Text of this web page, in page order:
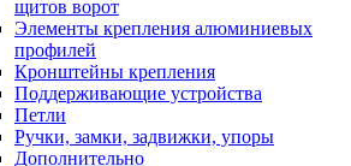
щитов ворот
Элементы крепления алюминиевых
профилей
Кронштейны крепления
Поддерживающие устройства
Петли
Ручки, замки, задвижки, упоры
Дополнительно